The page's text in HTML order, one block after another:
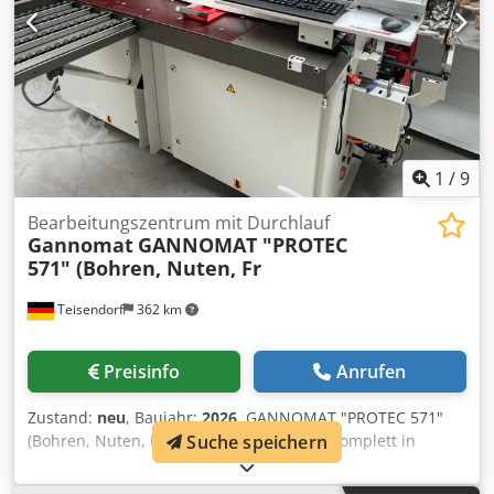
1 /9
Teisendorf 362 km
Bearbeitungszentrum mit Durchlauf
Gannomat GANNOMAT "PROTEC
571" (Bohren, Nuten, Fr
Preisinfo Anrufen
Zustand: neu, Baujahr:2026, GANNOMAT "PROTEC 571"
(Bohren, Nuten, Fräsen) Grundmaschine komplett in
Standardausführung für Bohren und Nuten inklusive:
Zusatz-Sicherheitseinrichtung über Lamellenvorhang -
Suche speichern